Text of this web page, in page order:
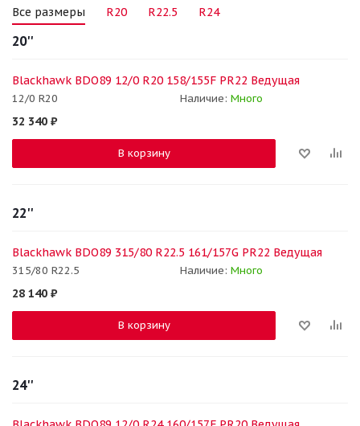
Все размеры R20 R22.5 R24
20''
Blackhawk BDO89 12/0 R20 158/155F PR22 Ведущая
12/0 R20 Наличие: Много
32 340 ₽
В корзину
22''
Blackhawk BDO89 315/80 R22.5 161/157G PR22 Ведущая
315/80 R22.5 Наличие: Много
28 140 ₽
В корзину
24''